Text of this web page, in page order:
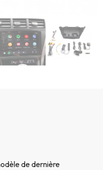
de dernière